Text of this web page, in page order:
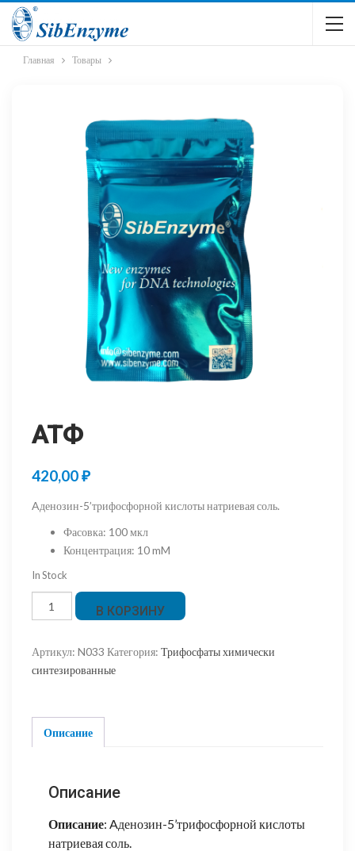
Главная Товары
АТФ
420,00₽
Aденозин-5’трифосфорной кислоты натриевая соль.
Фасовка: 100 мкл
Концентрация: 10 mM
In Stock
Количество
товара
В КОРЗИНУ
Артикул: N033 Категория: Трифосфаты химически
синтезированные
Описание
Описание
Описание: Aденозин-5’трифосфорной кислоты
натриевая соль.